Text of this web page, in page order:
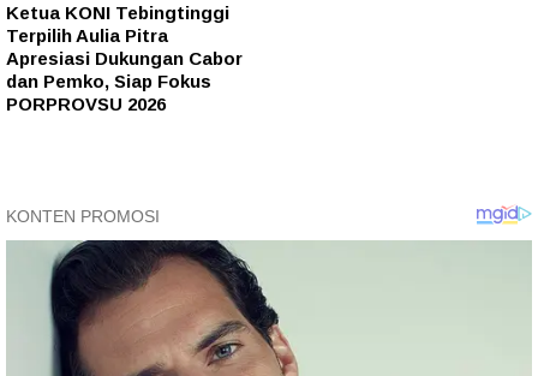
Ketua KONI Tebingtinggi
Terpilih Aulia Pitra
Apresiasi Dukungan Cabor
dan Pemko, Siap Fokus
PORPROVSU 2026